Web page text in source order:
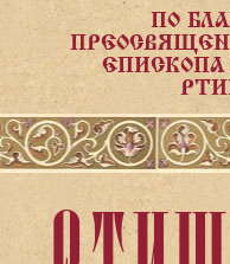
ПО
ЕПИСКОПА